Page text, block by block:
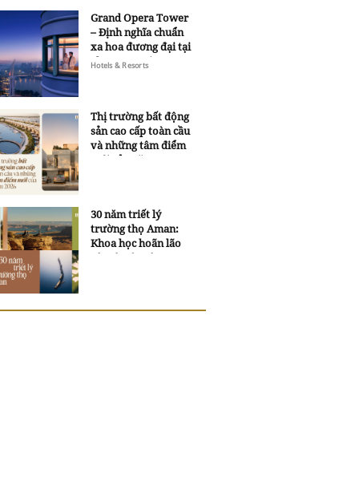
Grand Opera Tower
– Định nghĩa chuẩn
xa hoa đương đại tại
Sheraton Saigon
Hotels & Resorts
Thị trường bất động
sản cao cấp toàn cầu
và những tâm điểm
mới của năm 2026
30 năm triết lý
trường thọ Aman:
Khoa học hoãn lão
và trí tuệ ngàn xưa